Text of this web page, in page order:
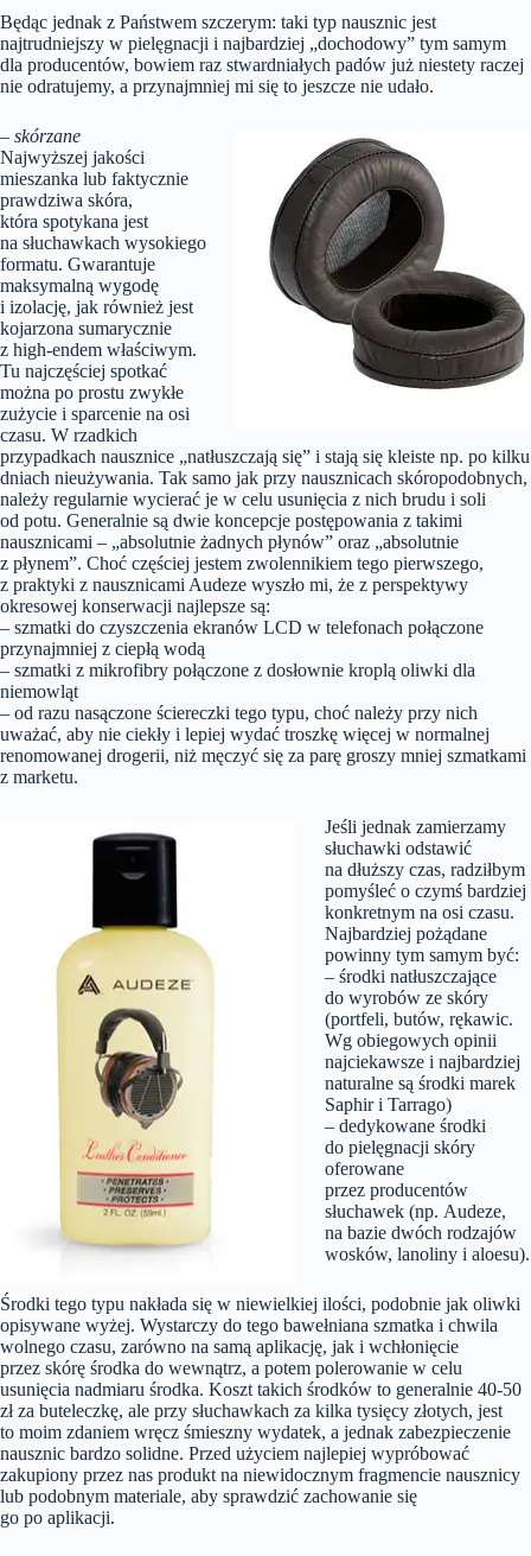
Będąc jednak z Państwem szczerym: taki typ nausznic jest
najtrudniejszy w pielęgnacji i najbardziej „dochodowy” tym samym
dla producentów, bowiem raz stwardniałych padów już niestety raczej
nie odratujemy, a przynajmniej mi się to jeszcze nie udało.
– skórzane
Najwyższej jakości
mieszanka lub faktycznie
prawdziwa skóra,
która spotykana jest
na słuchawkach wysokiego
formatu. Gwarantuje
maksymalną wygodę
i izolację, jak również jest
kojarzona sumarycznie
z high-endem właściwym.
Tu najczęściej spotkać
można po prostu zwykłe
zużycie i sparcenie na osi
czasu. W rzadkich
przypadkach nausznice „natłuszczają się” i stają się kleiste np. po kilku
dniach nieużywania. Tak samo jak przy nausznicach skóropodobnych,
należy regularnie wycierać je w celu usunięcia z nich brudu i soli
od potu. Generalnie są dwie koncepcje postępowania z takimi
nausznicami – „absolutnie żadnych płynów” oraz „absolutnie
z płynem”. Choć częściej jestem zwolennikiem tego pierwszego,
z praktyki z nausznicami Audeze wyszło mi, że z perspektywy
okresowej konserwacji najlepsze są:
– szmatki do czyszczenia ekranów LCD w telefonach połączone
przynajmniej z ciepłą wodą
– szmatki z mikrofibry połączone z dosłownie kroplą oliwki dla
niemowląt
– od razu nasączone ściereczki tego typu, choć należy przy nich
uważać, aby nie ciekły i lepiej wydać troszkę więcej w normalnej
renomowanej drogerii, niż męczyć się za parę groszy mniej szmatkami
z marketu.
Jeśli jednak zamierzamy
słuchawki odstawić
na dłuższy czas, radziłbym
pomyśleć o czymś bardziej
konkretnym na osi czasu.
Najbardziej pożądane
powinny tym samym być:
– środki natłuszczające
do wyrobów ze skóry
(portfeli, butów, rękawic.
Wg obiegowych opinii
najciekawsze i najbardziej
naturalne są środki marek
Saphir i Tarrago)
– dedykowane środki
do pielęgnacji skóry
oferowane
przez producentów
słuchawek (np. Audeze,
na bazie dwóch rodzajów
wosków, lanoliny i aloesu).
Środki tego typu nakłada się w niewielkiej ilości, podobnie jak oliwki
opisywane wyżej. Wystarczy do tego bawełniana szmatka i chwila
wolnego czasu, zarówno na samą aplikację, jak i wchłonięcie
przez skórę środka do wewnątrz, a potem polerowanie w celu
usunięcia nadmiaru środka. Koszt takich środków to generalnie 40-50
zł za buteleczkę, ale przy słuchawkach za kilka tysięcy złotych, jest
to moim zdaniem wręcz śmieszny wydatek, a jednak zabezpieczenie
nausznic bardzo solidne. Przed użyciem najlepiej wypróbować
zakupiony przez nas produkt na niewidocznym fragmencie nausznicy
lub podobnym materiale, aby sprawdzić zachowanie się
go po aplikacji.